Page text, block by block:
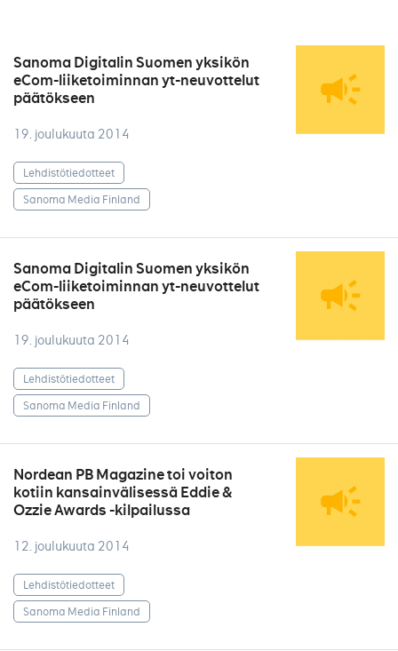
Sanoma Digitalin Suomen yksikön
eCom-liiketoiminnan yt-neuvottelut
päätökseen
19. joulukuuta 2014
Lehdistötiedotteet
Sanoma Media Finland
Sanoma Digitalin Suomen yksikön
eCom-liiketoiminnan yt-neuvottelut
päätökseen
19. joulukuuta 2014
Lehdistötiedotteet
Sanoma Media Finland
Nordean PB Magazine toi voiton
kotiin kansainvälisessä Eddie &
Ozzie Awards -kilpailussa
12. joulukuuta 2014
Lehdistötiedotteet
Sanoma Media Finland